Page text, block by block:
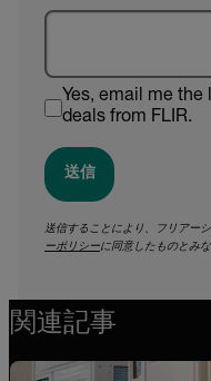
Yes, email me
deals from FLIR.
送信
送信することにより、フリアー
ーポリシーに同意したものとみな
関連記事